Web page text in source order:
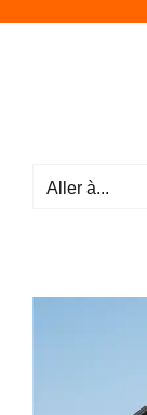
Aller à...